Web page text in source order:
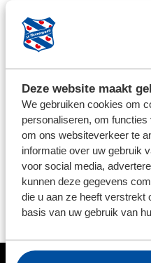
Deze website maakt
We gebruiken cookies om
personaliseren, om
om ons websiteverkeer te
informatie over uw gebruik
voor social media,
kunnen deze gegevens
die u aan ze heeft verstrekt
basis van uw gebruik van
Met deze sleutelhanger
bij je, bijvoorbeeld op
BEZORG
We streven ernaar om de
werkdagen op te sturen.
product aangegeven.
artikelen kunt u contact
heerenveen.nl, vermeld
mail. Let op; Bedrukte
niet worden geruild.